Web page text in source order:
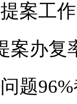
工作
案办复
题